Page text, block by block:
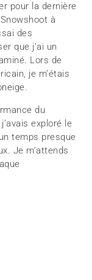
pour la dernière
à
des
que j’ai un
Lors de
je m’étais
du
exploré le
temps presque
Je m’attends